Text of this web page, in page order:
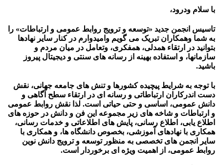
با سلام ودرود،
تاسیس انجمن جدید «توسعه و ترویج روابط عمومی و ارتباطات» را
به شما وهمکاران تبریک می گویم وامیدوارم در کنار سایر نهادها
بتوانید در ارتقاء همدلی، همفکری، وتعامل در میان مردم و
سازمانها، و استفاده بهینه از رسانه های سنتی و دیجیتال پیروز
باشید.
با توجه به شرایط پیچیده کشورها و تنش های جامعه جهانی، نقش
دست اندرکاران ارتباطاتی و رسانه ای در ارتقاء سطح آگاهی و
دانش عمومی، اساسی و حتی حیاتی است. لذا نقش روابط عمومی
و ارتباطات و شاخه های زیر مجموعه این فن و دانش در حوزه های
اطلاع یابی، اطلاع رسانی، پایش های اطلاعاتی و خدمات رسانی،
همکاری با نهادهای آموزشی، بخصوص دانشگاه ها، و همکاری با
سایر انجمن های تخصصی به منظور توسعه و ترویج دانش نوین
روابط عمومی، از اهمیت ویژه ای برخوردار است.